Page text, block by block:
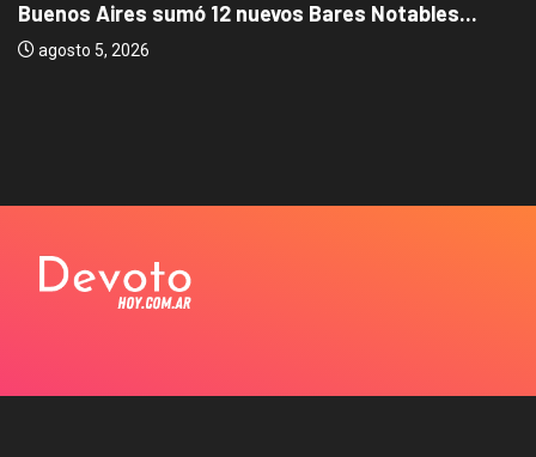
Buenos Aires sumó 12 nuevos Bares Notables...
agosto 5, 2026